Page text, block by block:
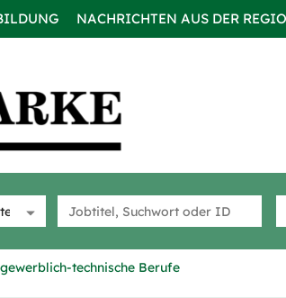
NACHRICHTEN AUS DER
technische Berufe